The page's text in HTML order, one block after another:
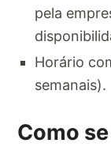
pela
Horário
semanais).
Como